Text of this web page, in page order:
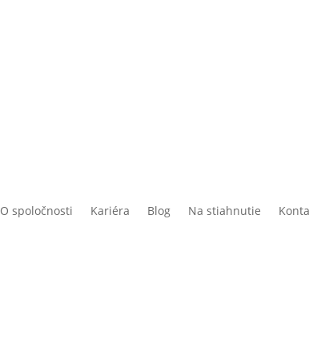
O spoločnosti Kariéra Blog Na stiahnutie